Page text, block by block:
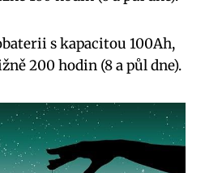
s kapacitou 100Ah,
200 hodin (8 a půl dne).